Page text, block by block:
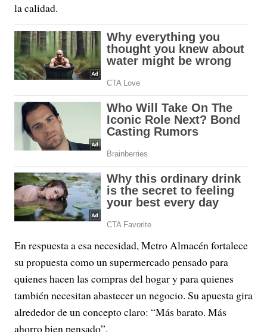
la calidad.
En respuesta a esa necesidad, Metro Almacén fortalece
su propuesta como un supermercado pensado para
quienes hacen las compras del hogar y para quienes
también necesitan abastecer un negocio. Su apuesta gira
alrededor de un concepto claro: “Más barato. Más
ahorro bien pensado”.